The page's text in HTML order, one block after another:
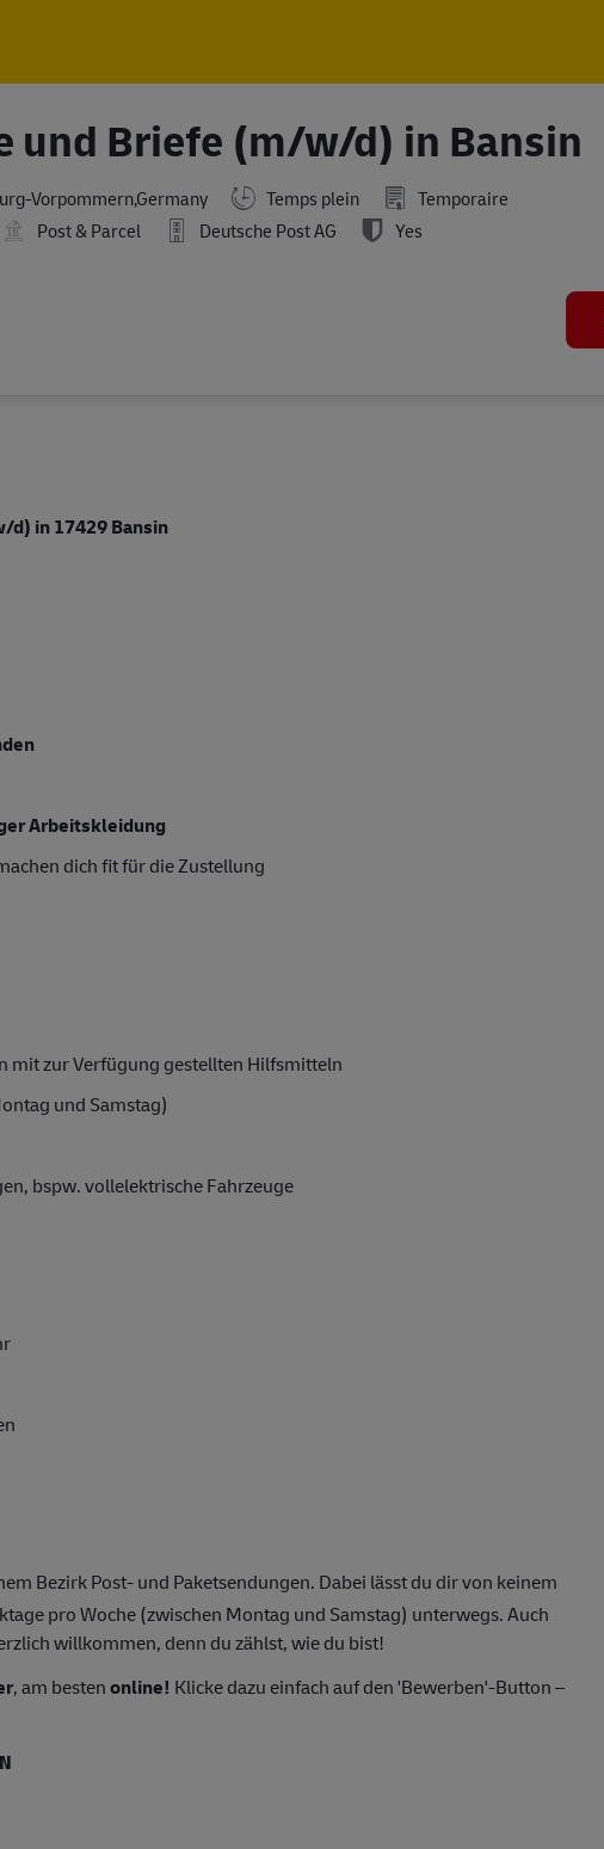
und Briefe (m/w/d) in Bansin
Vorpommern,Germany Temps plein
Temporaire
Post & Parcel Deutsche Post AG Yes
d) in 17429 Bansin
Arbeitskleidung
dich fit für die Zustellung
mit zur Verfügung gestellten Hilfsmitteln
und Samstag)
bspw. vollelektrische Fahrzeuge
Bezirk Post- und Paketsendungen. Dabei lässt du dir von keinem
pro Woche (zwischen Montag und Samstag) unterwegs. Auch
willkommen, denn du zählst, wie du bist!
, am bestenonline! Klicke dazu einfach auf den 'Bewerben'-Button –